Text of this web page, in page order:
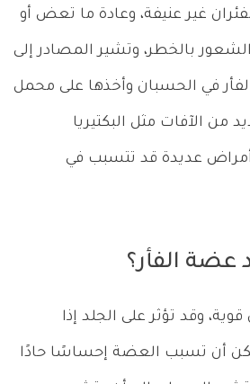
غير عنيفة، وعادة ما تعض أو
بالخطر، وتشير المصادر إلى
في الحسبان وأخذها على محمل
من الآفات مثل البكتيريا
عديدة قد تتسبب في
الفأر؟
وقد تؤثر على الجلد إذا
أن تسبب العضة إحساسًا حادًا